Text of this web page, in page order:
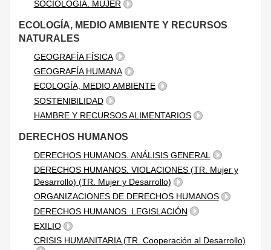
SOCIOLOGÍA. MUJER
ECOLOGÍA, MEDIO AMBIENTE Y RECURSOS
NATURALES
GEOGRAFÍA FÍSICA
GEOGRAFÍA HUMANA
ECOLOGÍA, MEDIO AMBIENTE
SOSTENIBILIDAD
HAMBRE Y RECURSOS ALIMENTARIOS
DERECHOS HUMANOS
DERECHOS HUMANOS. ANÁLISIS GENERAL
DERECHOS HUMANOS. VIOLACIONES (TR. Mujer y
Desarrollo) (TR. Mujer y Desarrollo)
ORGANIZACIONES DE DERECHOS HUMANOS
DERECHOS HUMANOS. LEGISLACIÓN
EXILIO
CRISIS HUMANITARIA (TR. Cooperación al Desarrollo)